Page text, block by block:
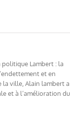
politique Lambert : la
et en
ville, Alain lambert a
et à l’amélioration du